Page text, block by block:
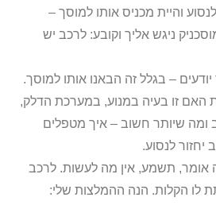
והיית מכניס אותו למוסך –
ניגש אליך וקובע: לרכב יש
– בגלל זה הבאנו אותו למוסך.
האם זו בעיה במנוע, במערכת הדלק,
שיותר חשוב – איך מטפלים
יחזור לנסוע.
אומר, תשמע, אין מה לעשות. לרכב
לו הקלות. הנה ההמלצות שלי: